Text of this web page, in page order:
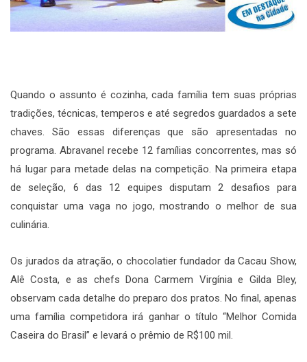
Quando o assunto é cozinha, cada família tem suas próprias
tradições, técnicas, temperos e até segredos guardados a sete
chaves. São essas diferenças que são apresentadas no
programa. Abravanel recebe 12 famílias concorrentes, mas só
há lugar para metade delas na competição. Na primeira etapa
de seleção, 6 das 12 equipes disputam 2 desafios para
conquistar uma vaga no jogo, mostrando o melhor de sua
culinária.
Os jurados da atração, o chocolatier fundador da Cacau Show,
Alê Costa, e as chefs Dona Carmem Virgínia e Gilda Bley,
observam cada detalhe do preparo dos pratos. No final, apenas
uma família competidora irá ganhar o título “Melhor Comida
Caseira do Brasil” e levará o prêmio de R$100 mil.